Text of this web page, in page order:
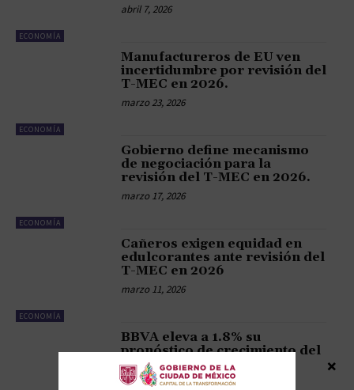
ECONOMÍA
abril 7, 2026
ECONOMÍA
Manufactureros de EU ven
incertidumbre por revisión del
T-MEC en 2026.
marzo 23, 2026
ECONOMÍA
Gobierno define mecanismo
de negociación para la
revisión del T-MEC en 2026.
marzo 17, 2026
ECONOMÍA
Cañeros exigen equidad en
edulcorantes ante revisión del
T-MEC en 2026
marzo 11, 2026
BBVA eleva a 1.8% su
pronóstico de crecimiento del
PIB de México para 2026.
marzo 11, 2026
×